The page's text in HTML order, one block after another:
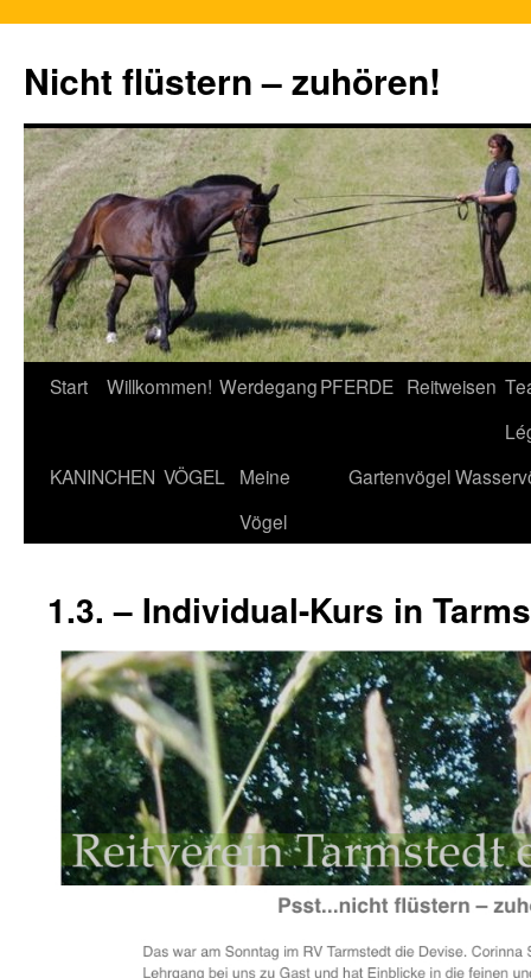
Nicht flüstern – zuhören!
Zum
springen
Start Willkommen! WerdegangPFERDE Reitweisen
KANINCHEN VÖGEL
Meine
Vögel
Gartenvögel
1.3. – Individual-Kurs in